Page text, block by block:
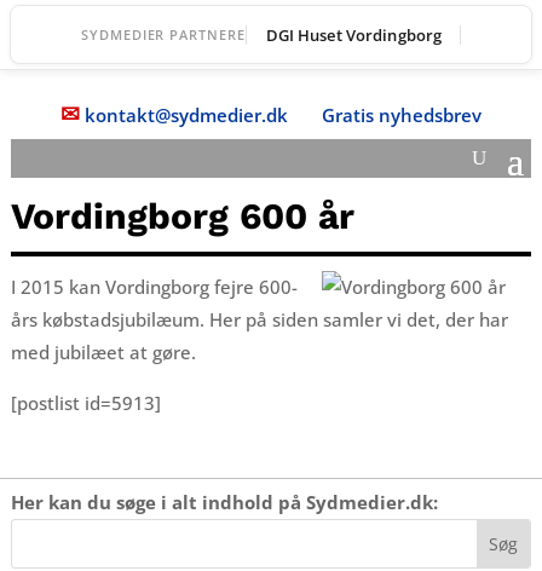
SYDMEDIER PARTNERE DGI Huset Vordingborg
✉ kontakt@sydmedier.dk Gratis nyhedsbrev
Vordingborg 600 år
I 2015 kan Vordingborg fejre 600-
års købstadsjubilæum. Her på siden samler vi det, der har
med jubilæet at gøre.
[postlist id=5913]
Her kan du søge i alt indhold på Sydmedier.dk: